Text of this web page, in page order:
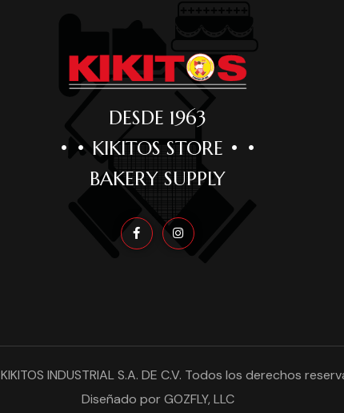
DESDE 1963
• • KIKITOS STORE • •
BAKERY SUPPLY
KIKITOS INDUSTRIAL S.A. DE C.V. Todos los derechos
Diseñado porGOZFLY, LLC